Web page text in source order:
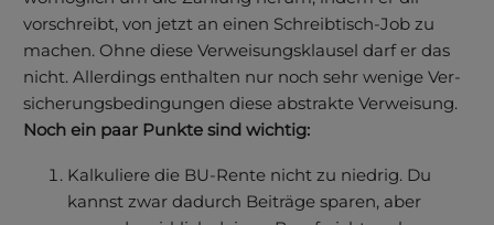
vorschreibt, von jetzt an einen Schreibtisch-Job zu
machen. Ohne diese Verweisungsklausel darf er das
nicht. Aller­dings ent­halten nur noch sehr wenige Ver­
siche­rungs­bedingungen diese ab­strakte Verwei­sung.
Noch ein paar Punkte sind wichtig:
Kalkuliere die BU-Rente nicht zu niedrig. Du
kannst zwar dadurch Beiträge sparen, aber